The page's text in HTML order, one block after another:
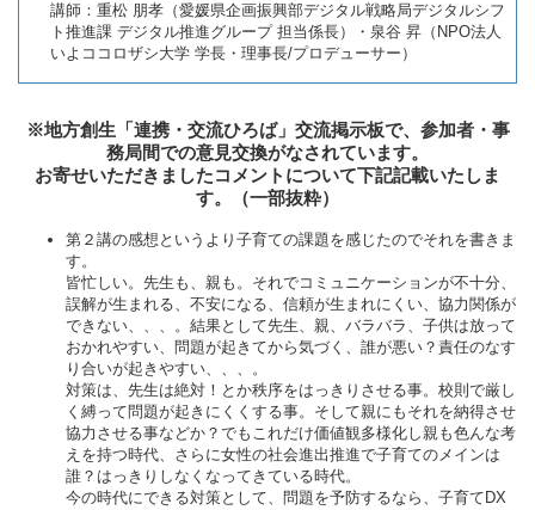
講師：重松 朋孝（愛媛県企画振興部デジタル戦略局デジタルシフ
ト推進課 デジタル推進グループ 担当係長）・泉谷 昇（NPO法人
いよココロザシ大学 学長・理事長/プロデューサー）
※地方創生「連携・交流ひろば」交流掲示板で、参加者・事
務局間での意見交換がなされています。
お寄せいただきましたコメントについて下記記載いたしま
す。（一部抜粋）
第２講の感想というより子育ての課題を感じたのでそれを書きま
す。
皆忙しい。先生も、親も。それでコミュニケーションが不十分、
誤解が生まれる、不安になる、信頼が生まれにくい、協力関係が
できない、、、。結果として先生、親、バラバラ、子供は放って
おかれやすい、問題が起きてから気づく、誰が悪い？責任のなす
り合いが起きやすい、、、。
対策は、先生は絶対！とか秩序をはっきりさせる事。校則で厳し
く縛って問題が起きにくくする事。そして親にもそれを納得させ
協力させる事などか？でもこれだけ価値観多様化し親も色んな考
えを持つ時代、さらに女性の社会進出推進で子育てのメインは
誰？はっきりしなくなってきている時代。
今の時代にできる対策として、問題を予防するなら、子育てDX